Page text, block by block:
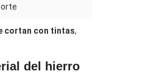
cortan con tintas,
del hierro